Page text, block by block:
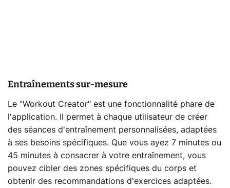
Entraînements sur-mesure
Le "Workout Creator" est une fonctionnalité phare de
l'application. Il permet à chaque utilisateur de créer
des séances d'entraînement personnalisées, adaptées
à ses besoins spécifiques. Que vous ayez 7 minutes ou
45 minutes à consacrer à votre entraînement, vous
pouvez cibler des zones spécifiques du corps et
obtenir des recommandations d'exercices adaptées.